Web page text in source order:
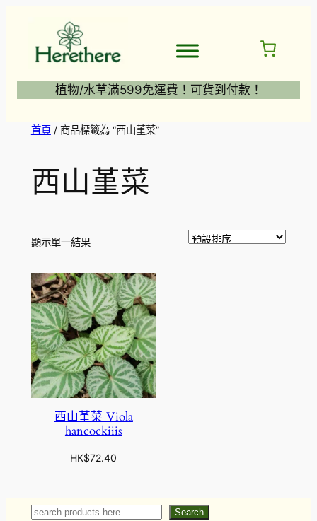
植物/水草滿599免運費！可貨到付款！
首頁/ 商品標籤為 “西山堇菜”
西山堇菜
顯示單一結果
西山堇菜 Viola
hancockiiis
HK$72.40
Search Search